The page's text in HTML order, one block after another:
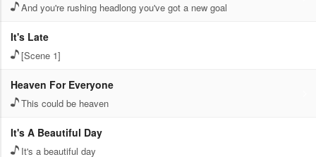
And you're rushing headlong you've got a new goal
It's Late
[Scene 1]
Heaven For Everyone
This could be heaven
It's A Beautiful Day
It's a beautiful day